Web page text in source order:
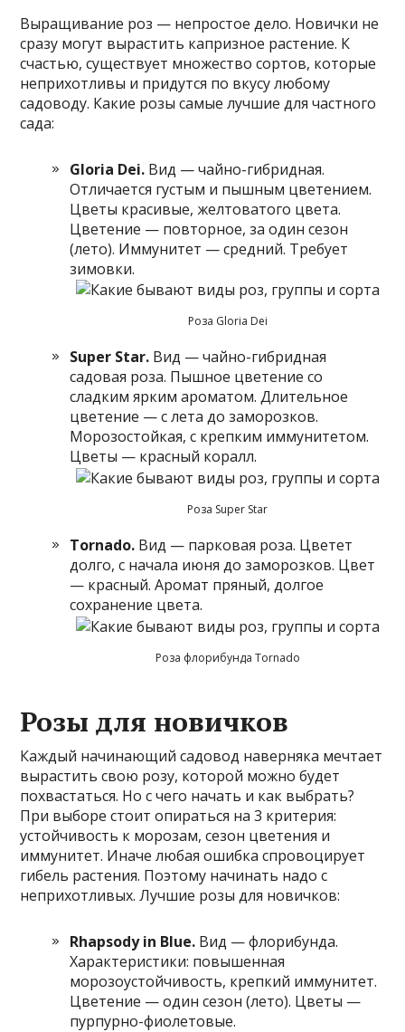
Выращивание роз — непростое дело. Новички не
сразу могут вырастить капризное растение. К
счастью, существует множество сортов, которые
неприхотливы и придутся по вкусу любому
садоводу. Какие розы самые лучшие для частного
сада:
Gloria Dei. Вид — чайно-гибридная.
Отличается густым и пышным цветением.
Цветы красивые, желтоватого цвета.
Цветение — повторное, за один сезон
(лето). Иммунитет — средний. Требует
зимовки.
Роза Gloria Dei
Super Star. Вид — чайно-гибридная
садовая роза. Пышное цветение со
сладким ярким ароматом. Длительное
цветение — с лета до заморозков.
Морозостойкая, с крепким иммунитетом.
Цветы — красный коралл.
Роза Super Star
Tornado. Вид — парковая роза. Цветет
долго, с начала июня до заморозков. Цвет
— красный. Аромат пряный, долгое
сохранение цвета.
Роза флорибунда Tornado
Розы для новичков
Каждый начинающий садовод наверняка мечтает
вырастить свою розу, которой можно будет
похвастаться. Но с чего начать и как выбрать?
При выборе стоит опираться на 3 критерия:
устойчивость к морозам, сезон цветения и
иммунитет. Иначе любая ошибка спровоцирует
гибель растения. Поэтому начинать надо с
неприхотливых. Лучшие розы для новичков:
Rhapsody in Blue. Вид — флорибунда.
Характеристики: повышенная
морозоустойчивость, крепкий иммунитет.
Цветение — один сезон (лето). Цветы —
пурпурно-фиолетовые.